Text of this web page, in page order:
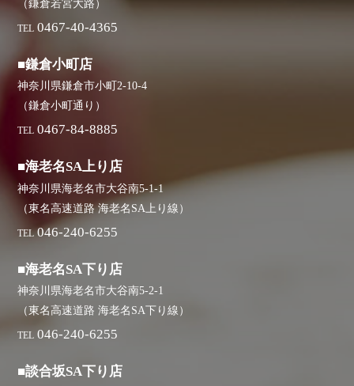
（鎌倉若宮大路）
TEL 0467-40-4365
■鎌倉小町店
神奈川県鎌倉市小町2-10-4
（鎌倉小町通り）
TEL 0467-84-8885
■海老名SA上り店
神奈川県海老名市大谷南5-1-1
（東名高速道路 海老名SA上り線）
TEL 046-240-6255
■海老名SA下り店
神奈川県海老名市大谷南5-2-1
（東名高速道路 海老名SA下り線）
TEL 046-240-6255
■談合坂SA下り店